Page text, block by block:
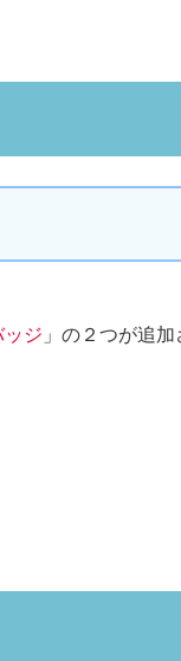
ッジ 」の２つが追